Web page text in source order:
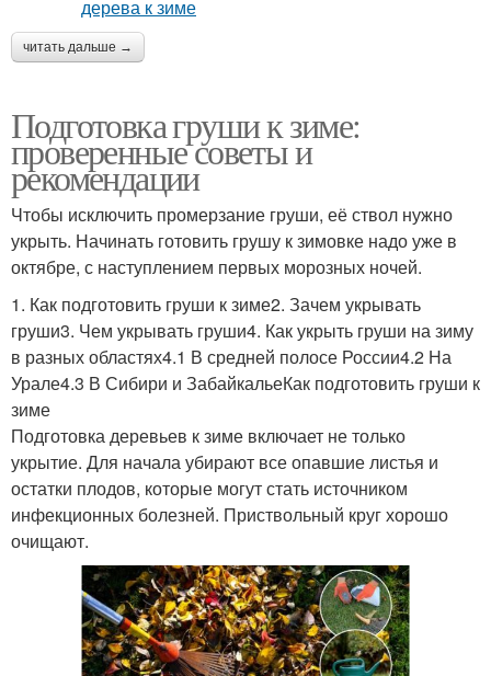
читать дальше →
Подготовка груши к зиме:
проверенные советы и
рекомендации
Чтобы исключить промерзание груши, её ствол нужно
укрыть. Начинать готовить грушу к зимовке надо уже в
октябре, с наступлением первых морозных ночей.
1. Как подготовить груши к зиме2. Зачем укрывать
груши3. Чем укрывать груши4. Как укрыть груши на зиму
в разных областях4.1 В средней полосе России4.2 На
Урале4.3 В Сибири и ЗабайкальеКак подготовить груши к
зиме
Подготовка деревьев к зиме включает не только
укрытие. Для начала убирают все опавшие листья и
остатки плодов, которые могут стать источником
инфекционных болезней. Приствольный круг хорошо
очищают.